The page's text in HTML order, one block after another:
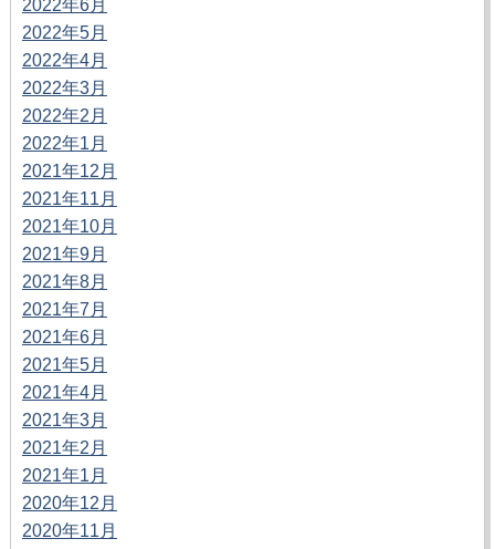
2022年6月
2022年5月
2022年4月
2022年3月
2022年2月
2022年1月
2021年12月
2021年11月
2021年10月
2021年9月
2021年8月
2021年7月
2021年6月
2021年5月
2021年4月
2021年3月
2021年2月
2021年1月
2020年12月
2020年11月